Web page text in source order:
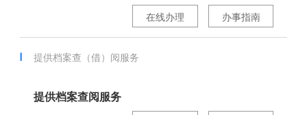
办事指南
在线办理
提供档案查（借）阅服务
提供档案查阅服务